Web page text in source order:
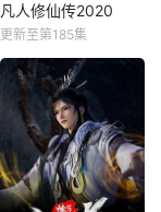
凡人修仙传2020
更新至第185集